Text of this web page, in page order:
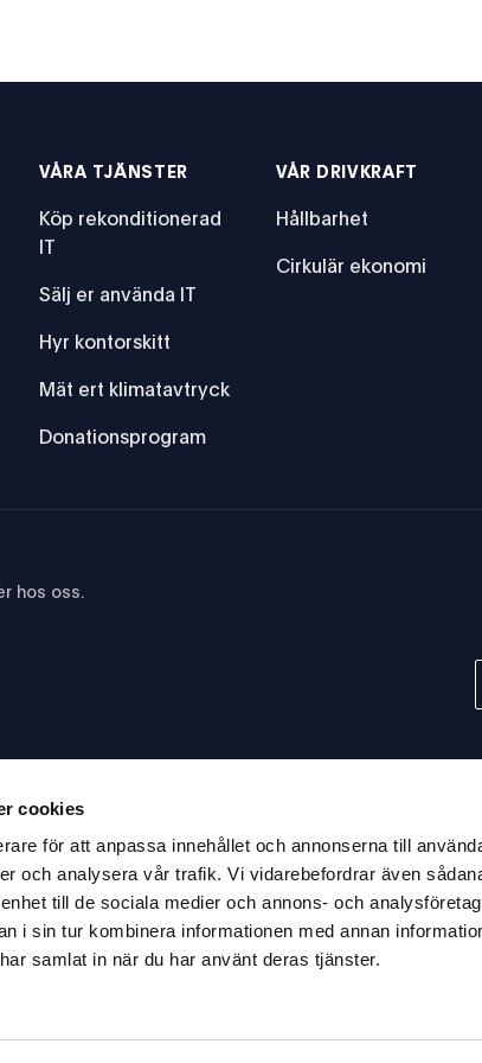
cookies
för att anpassa innehållet och annonserna till
och analysera vår trafik. Vi vidarebefordrar även
till de sociala medier och annons- och
i sin tur kombinera informationen med annan
samlat in när du har använt deras tjänster.
VÅRA TJÄNSTER
Köp rekonditionerad
IT
Sälj er använda IT
Hyr kontorskitt
Mät ert klimatavtryck
Donationsprogram
VÅR DRIVKRAFT
Hållbarhet
Cirkulär ekonomi
hos oss.
2024 JAC audit
Blancco